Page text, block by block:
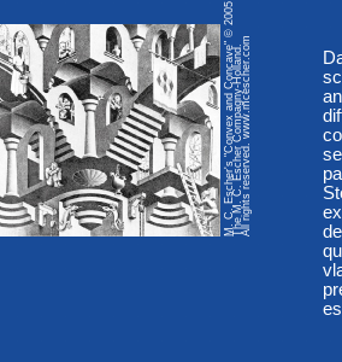
M. C. Escher's "Convex and Concave" © 2005The M. C. Escher Compagny-Holland.All rights reserved. www.mcescher.com